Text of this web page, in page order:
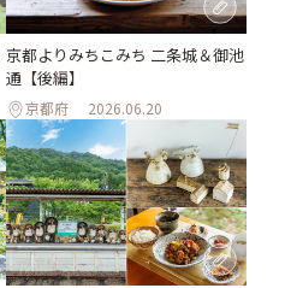
京都よりみちこみち 二条城＆御池
通【後編】
京都府 2026.06.20